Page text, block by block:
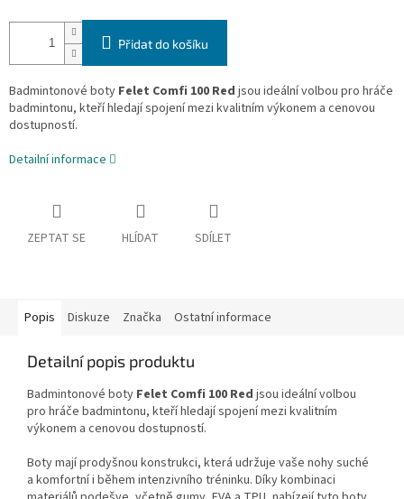
Přidat do košíku
Badmintonové boty Felet Comfi 100 Red jsou ideální volbou pro hráče
badmintonu, kteří hledají spojení mezi kvalitním výkonem a cenovou
dostupností.
Detailní informace
ZEPTAT SE HLÍDAT SDÍLET
Popis Diskuze Značka Ostatní informace
Detailní popis produktu
Badmintonové boty Felet Comfi 100 Red jsou ideální volbou
pro hráče badmintonu, kteří hledají spojení mezi kvalitním
výkonem a cenovou dostupností.
Boty mají prodyšnou konstrukci, která udržuje vaše nohy suché
a komfortní i během intenzivního tréninku. Díky kombinaci